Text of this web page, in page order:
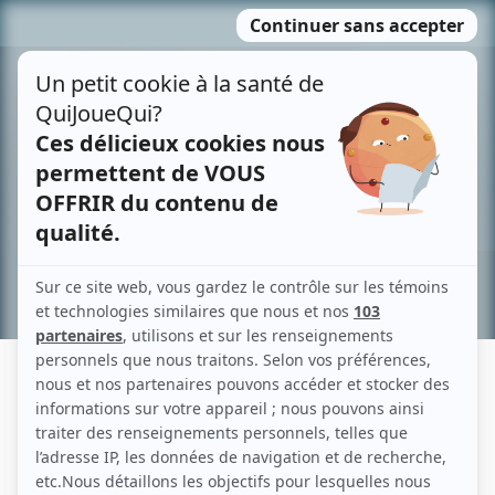
MENU
contenu
Recherche avancée »
JACQUES FRANTZ
Liens
Fiche de Jacques Frantz sur Showbizz.net